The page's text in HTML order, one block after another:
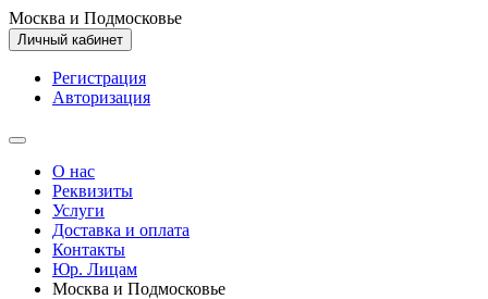
Москва и Подмосковье
Личный кабинет
Регистрация
Авторизация
О нас
Реквизиты
Услуги
Доставка и оплата
Контакты
Юр. Лицам
Москва и Подмосковье